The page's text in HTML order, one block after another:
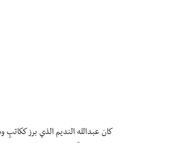
كان عبدالله النديم الذي برز